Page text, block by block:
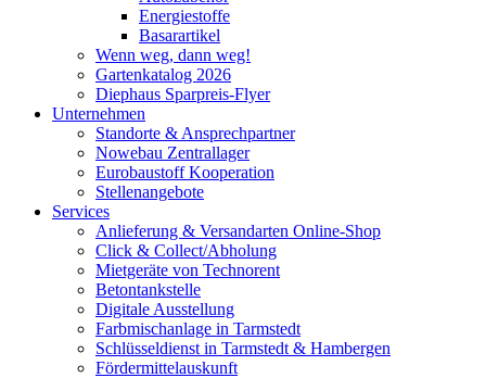
Energiestoffe
Basarartikel
Wenn weg, dann weg!
Gartenkatalog 2026
Diephaus Sparpreis-Flyer
Unternehmen
Standorte & Ansprechpartner
Nowebau Zentrallager
Eurobaustoff Kooperation
Stellenangebote
Services
Anlieferung & Versandarten Online-Shop
Click & Collect/Abholung
Mietgeräte von Technorent
Betontankstelle
Digitale Ausstellung
Farbmischanlage in Tarmstedt
Schlüsseldienst in Tarmstedt & Hambergen
Fördermittelauskunft